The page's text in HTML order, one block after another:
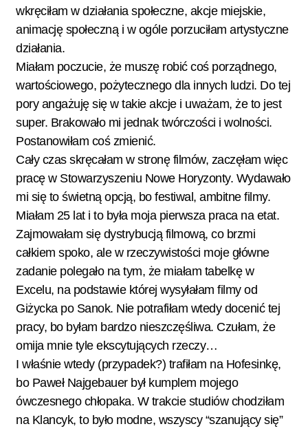
wkręciłam w działania społeczne, akcje miejskie,
animację społeczną i w ogóle porzuciłam artystyczne
działania.
Miałam poczucie, że muszę robić coś porządnego,
wartościowego, pożytecznego dla innych ludzi. Do tej
pory angażuję się w takie akcje i uważam, że to jest
super. Brakowało mi jednak twórczości i wolności.
Postanowiłam coś zmienić.
Cały czas skręcałam w stronę filmów, zaczęłam więc
pracę w Stowarzyszeniu Nowe Horyzonty. Wydawało
mi się to świetną opcją, bo festiwal, ambitne filmy.
Miałam 25 lat i to była moja pierwsza praca na etat.
Zajmowałam się dystrybucją filmową, co brzmi
całkiem spoko, ale w rzeczywistości moje główne
zadanie polegało na tym, że miałam tabelkę w
Excelu, na podstawie której wysyłałam filmy od
Giżycka po Sanok. Nie potrafiłam wtedy docenić tej
pracy, bo byłam bardzo nieszczęśliwa. Czułam, że
omija mnie tyle ekscytujących rzeczy…
I właśnie wtedy (przypadek?) trafiłam na Hofesinkę,
bo Paweł Najgebauer był kumplem mojego
ówczesnego chłopaka. W trakcie studiów chodziłam
na Klancyk, to było modne, wszyscy “szanujący się”